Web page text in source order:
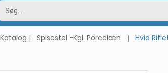
Katalog Spisestel -Kgl. Porcelæn Hvid